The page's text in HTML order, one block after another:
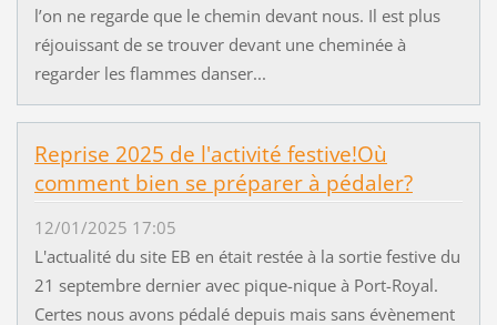
l’on ne regarde que le chemin devant nous. Il est plus
réjouissant de se trouver devant une cheminée à
regarder les flammes danser...
Reprise 2025 de l'activité festive!Où
comment bien se préparer à pédaler?
12/01/2025 17:05
L'actualité du site EB en était restée à la sortie festive du
21 septembre dernier avec pique-nique à Port-Royal.
Certes nous avons pédalé depuis mais sans évènement